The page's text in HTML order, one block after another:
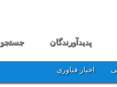
پدیدآورندگان جستجو
اخبار فناوری